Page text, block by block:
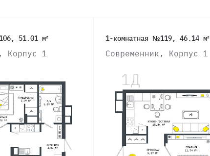
51.01 м²
Корпус 1
1-комнатная №119, 46.14 м²
Современник, Корпус 1